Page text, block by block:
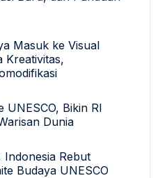
Masuk ke Visual
Kreativitas,
UNESCO, Bikin RI
Dunia
Indonesia Rebut
Budaya UNESCO